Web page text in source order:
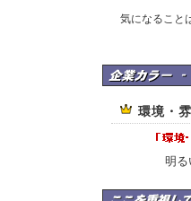
気になること
株式会社Crepasの企
環境・
明る
株式会社Crepasはこ